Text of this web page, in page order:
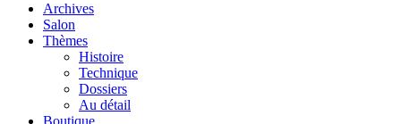
Archives
Salon
Thèmes
Histoire
Technique
Dossiers
Au détail
Boutique